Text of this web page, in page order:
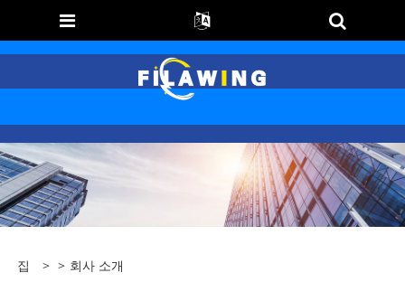
집 > > 회사 소개